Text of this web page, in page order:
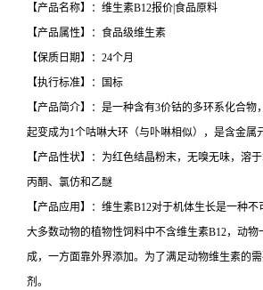
【产品名称】：维生素B12报价|食品原料
【产品属性】：食品级维生素
【保质日期】：24个月
【执行标准】：国标
【产品简介】：是一种含有3价钴的多环系化合
起变成为1个咕啉大环（与卟啉相似），是含金属
【产品性状】：为红色结晶粉末，无嗅无味，溶
丙酮、氯仿和乙醚
【产品应用】：维生素B12对于机体生长是一种不
大多数动物的植物性饲料中不含维生素B12，动
成，一方面靠外界添加。为了满足动物维生素的
剂。